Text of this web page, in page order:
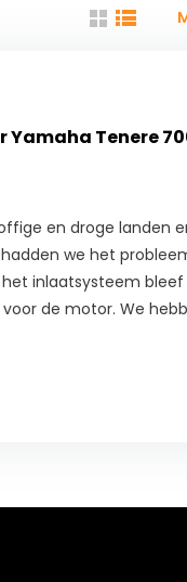
Yamaha Tenere
en droge landen
we het
inlaatsysteem bleef
de motor. We